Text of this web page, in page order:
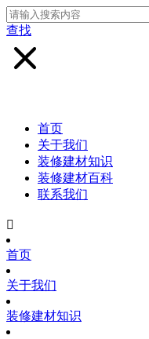
查找
首页
关于我们
装修建材知识
装修建材百科
联系我们

首页
关于我们
装修建材知识